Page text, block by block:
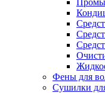
Фены для
Сушилки